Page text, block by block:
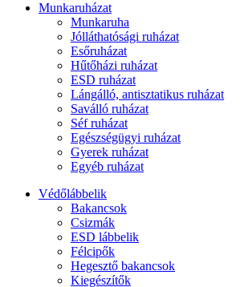
Munkaruházat
Munkaruha
Jólláthatósági ruházat
Esőruházat
Hűtőházi ruházat
ESD ruházat
Lángálló, antisztatikus ruházat
Saválló ruházat
Séf ruházat
Egészségügyi ruházat
Gyerek ruházat
Egyéb ruházat
Védőlábbelik
Bakancsok
Csizmák
ESD lábbelik
Félcipők
Hegesztő bakancsok
Kiegészítők